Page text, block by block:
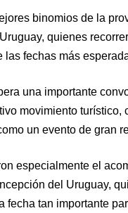
binomios de la
quienes
fechas más
una importante
movimiento
un evento de gran
especialmente el
del Uruguay,
fecha tan importante